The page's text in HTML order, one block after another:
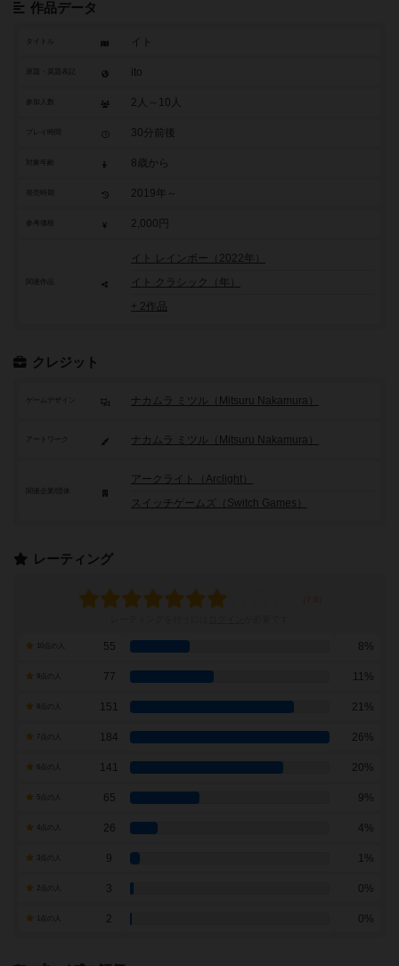
作品データ
タイトル イト
ito
参加人数 2人～10人
30分前後
8歳から
2019年～
参考価格 2,000円
関連作品
イト レインボー（2022年）
イト クラシック（年）
+ 2作品
クレジット
ゲームデザイン ナカムラ ミツル（Mitsuru Nakamura）
アートワーク ナカムラ ミツル（Mitsuru Nakamura）
アークライト（Arclight）
スイッチゲームズ（Switch Games）
レーティング
55 8%
77 11%
151 21%
7点の人 184 26%
141 20%
65 9%
26 4%
9 1%
3 0%
2 0%